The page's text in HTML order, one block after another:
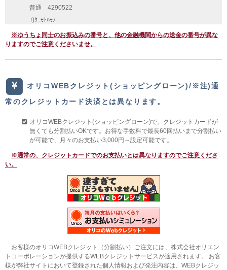
普通 4290522
ﾕ)ｸﾆﾓﾄﾊﾓﾉ
※ゆうちょ同士のお振込みの番号と、他の金融機関からの送金の番号が異な
りますのでご注意くださいませ。
オリコWEBクレジット(ショッピングローン)/※注)通
常のクレジットカード決済とは異なります。
オリコWEBクレジット(ショッピングローン)で、クレジットカードが
無くても分割払いOKです。お得な手数料で最長60回払いまで分割払い
が可能で、月々のお支払い3,000円～設定可能です。
※通常の、クレジットカードでのお支払いとは異なりますのでご注意くださ
い。
お客様のオリコWEBクレジット（分割払い）ご注文には、株式会社オリエン
トコーポレーションが提供するWEBクレジットサービスが適用されます。 お客
様が弊社サイトにおいて登録された個人情報および発注内容は、WEBクレジッ